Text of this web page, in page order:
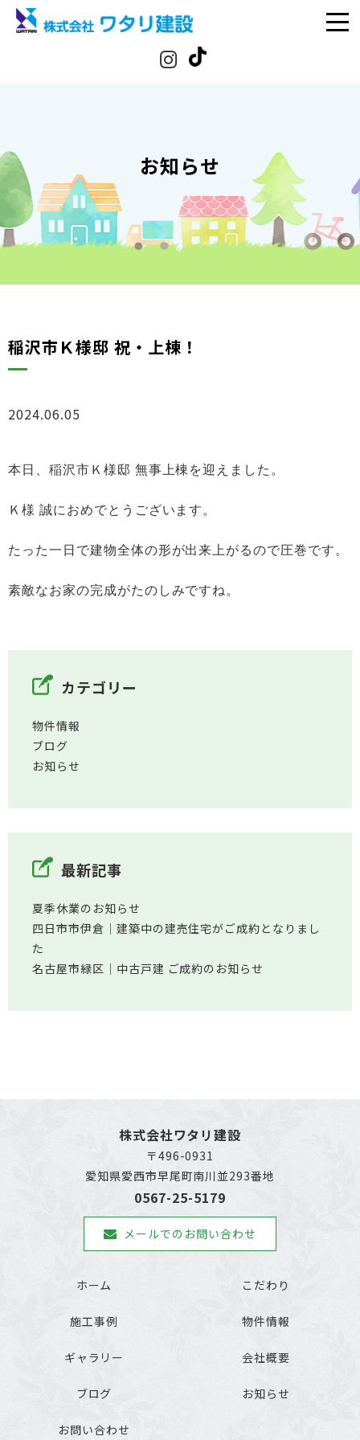
お知らせ
稲沢市Ｋ様邸 祝・上棟！
2024.06.05
本日、稲沢市Ｋ様邸 無事上棟を迎えました。
Ｋ様 誠におめでとうございます。
たった一日で建物全体の形が出来上がるので圧巻です。
素敵なお家の完成がたのしみですね。
カテゴリー
物件情報
ブログ
お知らせ
最新記事
夏季休業のお知らせ
四日市市伊倉│建築中の建売住宅がご成約となりまし
た
名古屋市緑区│中古戸建 ご成約のお知らせ
株式会社ワタリ建設
〒496-0931
愛知県愛西市早尾町南川並293番地
0567-25-5179
メールでのお問い合わせ
ホーム こだわり
施工事例 物件情報
ギャラリー 会社概要
ブログ お知らせ
お問い合わせ